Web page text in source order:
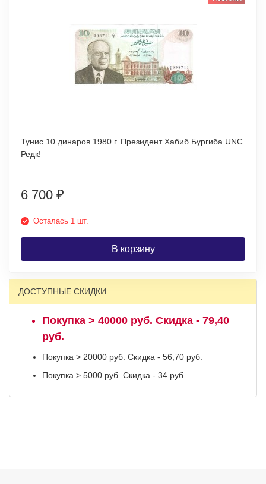
Тунис 10 динаров 1980 г. Президент Хабиб Бургиба UNC
Редк!
6 700 ₽
Осталась 1 шт.
В корзину
ДОСТУПНЫЕ СКИДКИ
Покупка > 40000 руб. Скидка - 79,40
руб.
Покупка > 20000 руб. Скидка - 56,70 руб.
Покупка > 5000 руб. Скидка - 34 руб.